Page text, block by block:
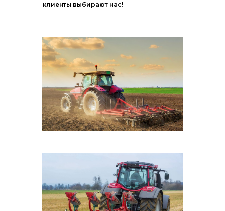
клиенты выбирают нас!